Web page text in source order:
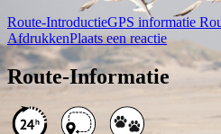
Route-IntroductieGPS informatie
AfdrukkenPlaats een reactie
Route-Informatie